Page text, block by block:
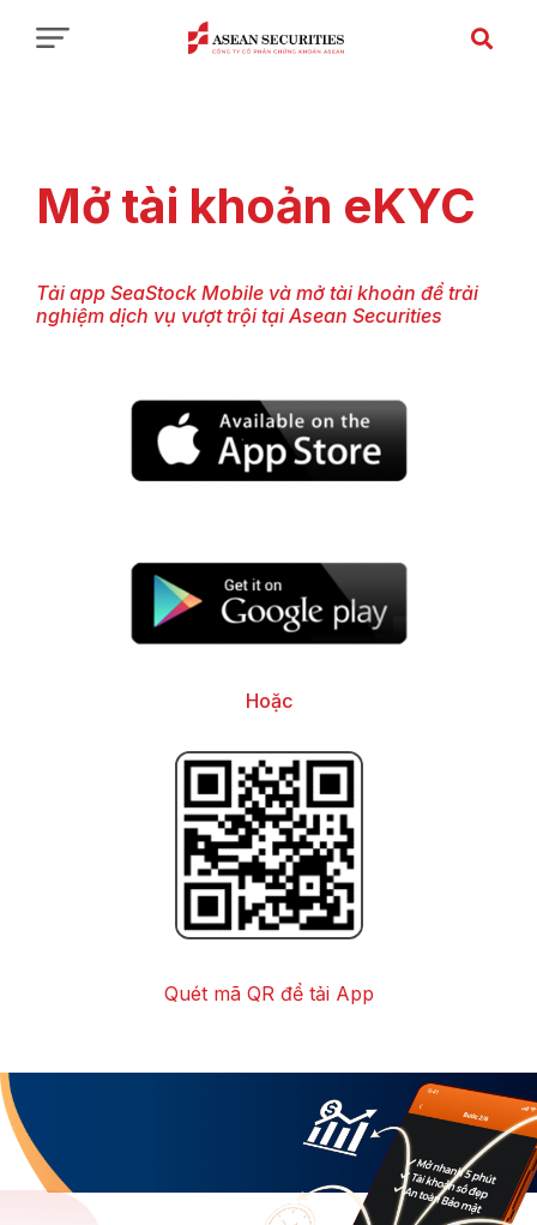
Mở tài khoản eKYC
Tải app SeaStock Mobile và mở tài khoản để trải
nghiệm dịch vụ vượt trội tại Asean Securities
Hoặc
Quét mã QR để tải App